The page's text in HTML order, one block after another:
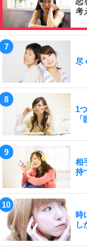
考
尽
1
相
持
時
し